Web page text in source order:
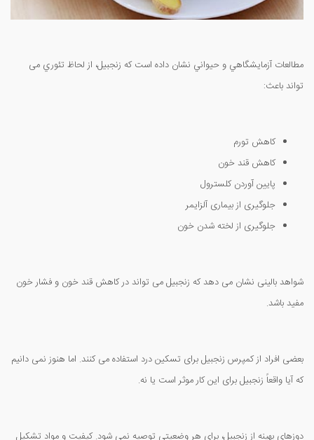
مطالعات آزمايشگاهي و حيواني نشان داده است که زنجبيل، از لحاظ تئوري می
تواند باعث:
کاهش تورم
کاهش قند خون
پایین آوردن کلسترول
جلوگیری از بیماری آلزایمر
جلوگیری از لخته شدن خون
شواهد بالینی نشان می دهد که زنجبیل می تواند در کاهش قند خون و فشار خون
مفید باشد.
بعضی افراد از کمپرس زنجبیل برای تسکین درد استفاده می کنند. اما هنوز نمی دانیم
که آیا واقعاً زنجبیل برای این کار موثر است یا نه.
دوزهای بهینه از زنجبیل، برای هر وضعیتی توصیه نمی شود. کیفیت و مواد تشکیل